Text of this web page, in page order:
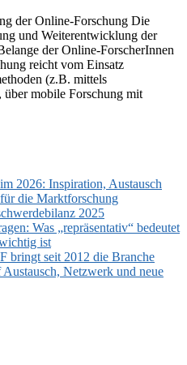
der Online-Forschung Die
und Weiterentwicklung der
der Online-ForscherInnen
reicht vom Einsatz
(z.B. mittels
mobile Forschung mit
2026: Inspiration, Austausch
die Marktforschung
2025
Was „repräsentativ“ bedeutet
ist
bringt seit 2012 die Branche
Netzwerk und neue